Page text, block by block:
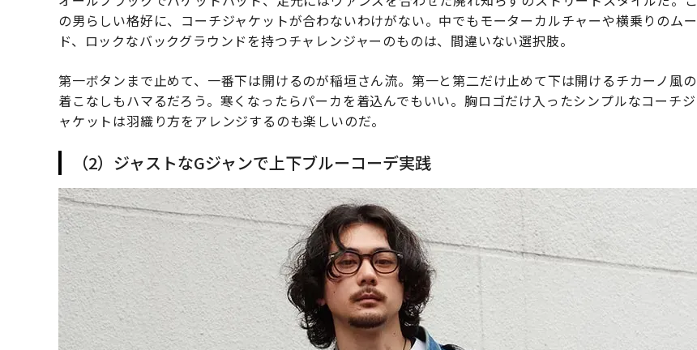
の男らしい格好に、コーチジャケットが合わないわけがない。中でもモーターカルチャーや横乗りのムー
ド、ロックなバックグラウンドを持つチャレンジャーのものは、間違いない選択肢。
第一ボタンまで止めて、一番下は開けるのが稲垣さん流。第一と第二だけ止めて下は開けるチカーノ風の
着こなしもハマるだろう。寒くなったらパーカを着込んでもいい。胸ロゴだけ入ったシンプルなコーチジ
ャケットは羽織り方をアレンジするのも楽しいのだ。
（2）ジャストなGジャンで上下ブルーコーデ実践